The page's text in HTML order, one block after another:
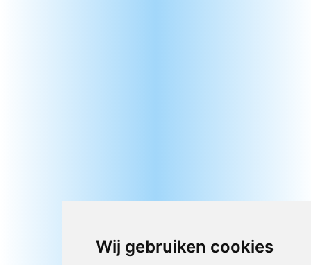
Wij gebruiken cookies